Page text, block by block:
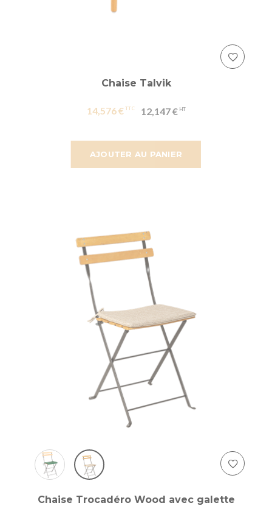
AJOUTER AU PANIER
Chaise Talvik
14,576 € 12,147 €
Chaise Trocadéro Wood avec galette